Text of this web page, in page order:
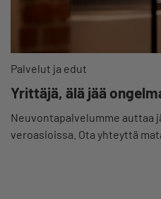
Palvelut ja edut
Yrittäjä, älä jää
Neuvontapalvelumme auttaa
veroasioissa. Ota yhteyttä